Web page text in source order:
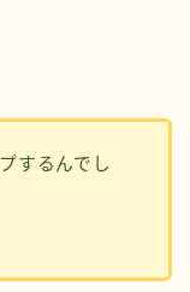
するんでし